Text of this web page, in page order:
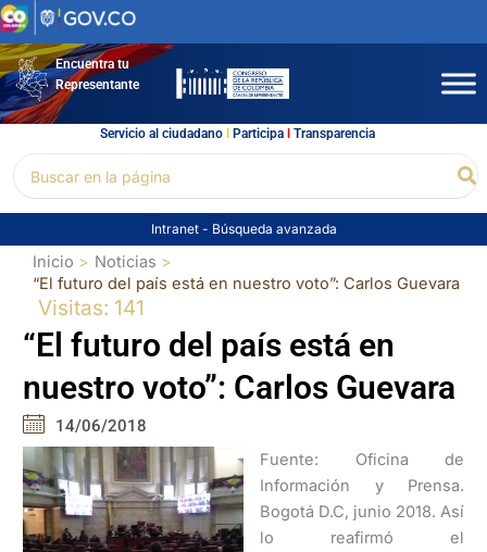
Ir
al
contenidoEncuentra tu
Representante
Servicio al ciudadano l Participal Transparencia
por:
Intranet - Búsqueda avanzada
Inicio
Noticias
“El futuro del país está en nuestro voto”: Carlos Guevara
Visitas: 141
“El futuro del país está en
nuestro voto”: Carlos Guevara
14/06/2018
Fuente: Oficina de
Información y Prensa.
Bogotá D.C, junio 2018. Así
lo reafirmó el